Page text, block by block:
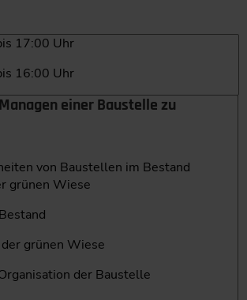
17:00 Uhr
16:00 Uhr
einer Baustelle zu
von Baustellen im Bestand
grünen Wiese
grünen Wiese
der Baustelle